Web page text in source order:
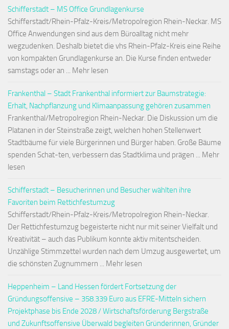
Schifferstadt – MS Office Grundlagenkurse
Schifferstadt/Rhein-Pfalz-Kreis/Metropolregion Rhein-Neckar. MS
Office Anwendungen sind aus dem Büroalltag nicht mehr
wegzudenken. Deshalb bietet die vhs Rhein-Pfalz-Kreis eine Reihe
von kompakten Grundlagenkurse an. Die Kurse finden entweder
samstags oder an ... Mehr lesen
Frankenthal – Stadt Frankenthal informiert zur Baumstrategie:
Erhalt, Nachpflanzung und Klimaanpassung gehören zusammen
Frankenthal/Metropolregion Rhein-Neckar. Die Diskussion um die
Platanen in der Steinstraße zeigt, welchen hohen Stellenwert
Stadtbäume für viele Bürgerinnen und Bürger haben. Große Bäume
spenden Schat-ten, verbessern das Stadtklima und prägen ... Mehr
lesen
Schifferstadt – Besucherinnen und Besucher wählten ihre
Favoriten beim Rettichfestumzug
Schifferstadt/Rhein-Pfalz-Kreis/Metropolregion Rhein-Neckar.
Der Rettichfestumzug begeisterte nicht nur mit seiner Vielfalt und
Kreativität – auch das Publikum konnte aktiv mitentscheiden.
Unzählige Stimmzettel wurden nach dem Umzug ausgewertet, um
die schönsten Zugnummern ... Mehr lesen
Heppenheim – Land Hessen fördert Fortsetzung der
Gründungsoffensive – 358.339 Euro aus EFRE-Mitteln sichern
Projektphase bis Ende 2028 / Wirtschaftsförderung Bergstraße
und Zukunftsoffensive Überwald begleiten Gründerinnen, Gründer